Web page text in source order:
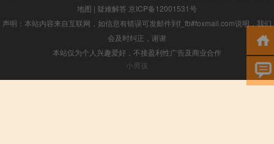
地图 | 疑难解答 京ICP备12001531号
声明：本站内容来自互联网，如信息有错误可发邮件到f_fb#foxmail.com说明，我们
会及时纠正，谢谢
本站仅为个人兴趣爱好，不接盈利性广告及商业合作
小男孩